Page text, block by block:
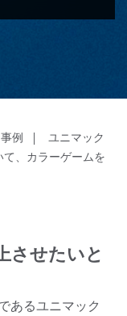
例
ユニマック
、カラーゲームを
させたいと
あるユニマック